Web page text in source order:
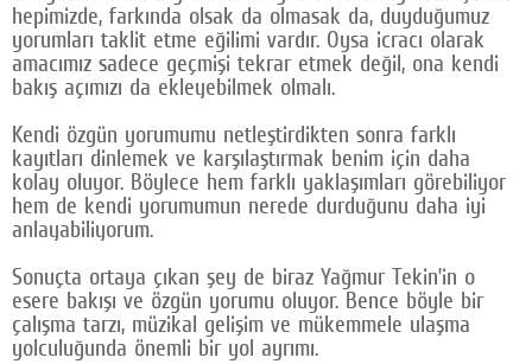
hepimizde, farkında olsak da olmasak da, duyduğumuz
yorumları taklit etme eğilimi vardır. Oysa icracı olarak
amacımız sadece geçmişi tekrar etmek değil, ona kendi
bakış açımızı da ekleyebilmek olmalı.
Kendi özgün yorumumu netleştirdikten sonra farklı
kayıtları dinlemek ve karşılaştırmak benim için daha
kolay oluyor. Böylece hem farklı yaklaşımları görebiliyor
hem de kendi yorumumun nerede durduğunu daha iyi
anlayabiliyorum.
Sonuçta ortaya çıkan şey de biraz Yağmur Tekin’in o
esere bakışı ve özgün yorumu oluyor. Bence böyle bir
çalışma tarzı, müzikal gelişim ve mükemmele ulaşma
yolculuğunda önemli bir yol ayrımı.